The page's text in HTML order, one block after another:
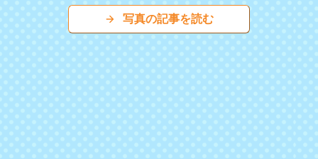
写真の記事を読む